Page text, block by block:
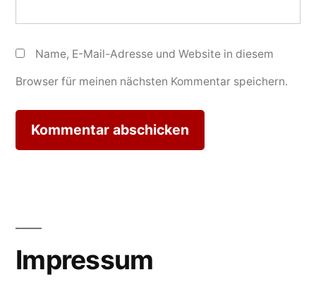
Name, E-Mail-Adresse und Website in diesem
Browser für meinen nächsten Kommentar speichern.
Impressum